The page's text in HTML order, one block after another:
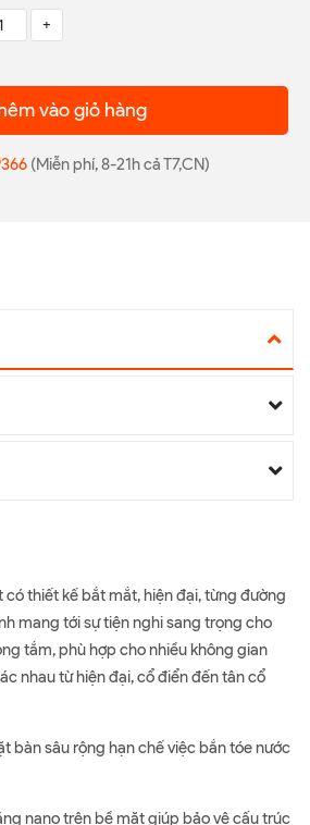
+
vào giỏ hàng
(Miễn phí, 8-21h cả T7,CN)
thiết kế bắt mắt, hiện đại, từng đường
mang tới sự tiện nghi sang trọng cho
tắm, phù hợp cho nhiều không gian
nhau từ hiện đại, cổ điển đến tân cổ
bàn sâu rộng hạn chế việc bắn tóe nước
nano trên bề mặt giúp bảo vệ cấu trúc